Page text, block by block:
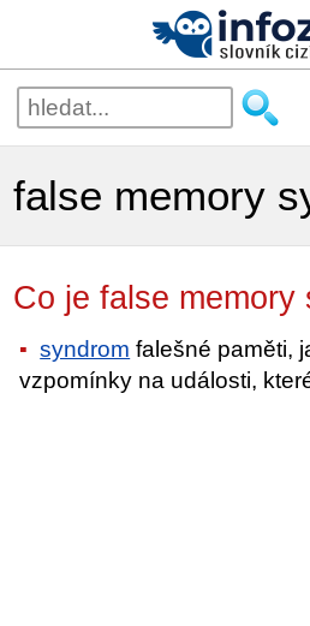
false memory
Co je false
syndrom falešné paměti,
vzpomínky na události,